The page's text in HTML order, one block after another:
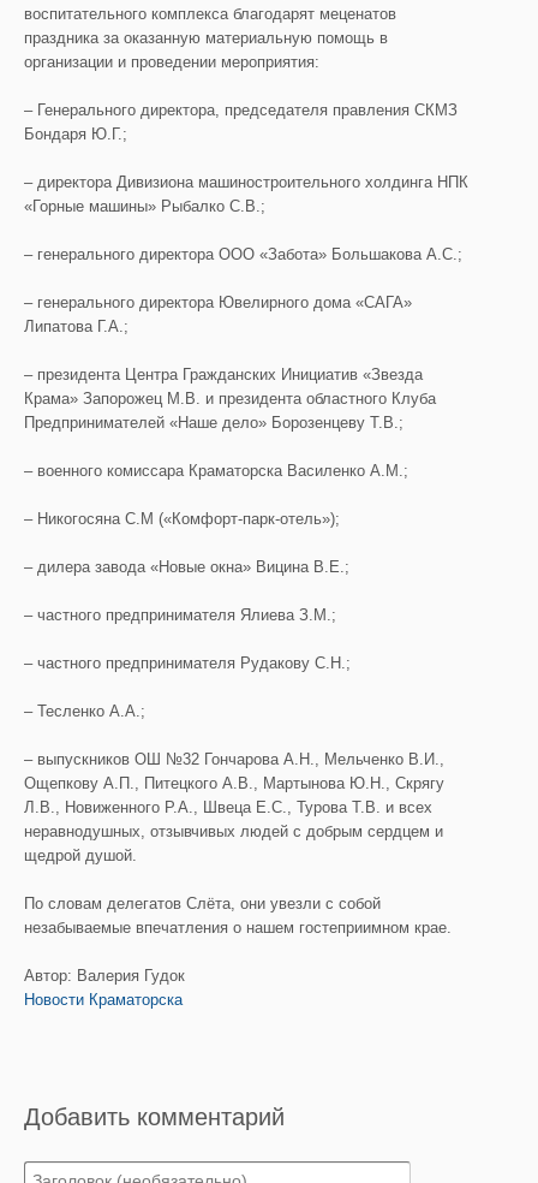
воспитательного комплекса благодарят меценатов
праздника за оказанную материальную помощь в
организации и проведении мероприятия:
– Генерального директора, председателя правления СКМЗ
Бондаря Ю.Г.;
– директора Дивизиона машиностроительного холдинга НПК
«Горные машины» Рыбалко С.В.;
– генерального директора ООО «Забота» Большакова А.С.;
– генерального директора Ювелирного дома «САГА»
Липатова Г.А.;
– президента Центра Гражданских Инициатив «Звезда
Крама» Запорожец М.В. и президента областного Клуба
Предпринимателей «Наше дело» Борозенцеву Т.В.;
– военного комиссара Краматорска Василенко А.М.;
– Никогосяна С.М («Комфорт-парк-отель»);
– дилера завода «Новые окна» Вицина В.Е.;
– частного предпринимателя Ялиева З.М.;
– частного предпринимателя Рудакову С.Н.;
– Тесленко А.А.;
– выпускников ОШ №32 Гончарова А.Н., Мельченко В.И.,
Ощепкову А.П., Питецкого А.В., Мартынова Ю.Н., Скрягу
Л.В., Новиженного Р.А., Швеца Е.С., Турова Т.В. и всех
неравнодушных, отзывчивых людей с добрым сердцем и
щедрой душой.
По словам делегатов Слёта, они увезли с собой
незабываемые впечатления о нашем гостеприимном крае.
Автор: Валерия Гудок
Новости Краматорска
Добавить комментарий